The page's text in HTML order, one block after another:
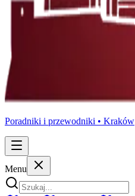
Poradniki i przewodniki • Kraków
Menu